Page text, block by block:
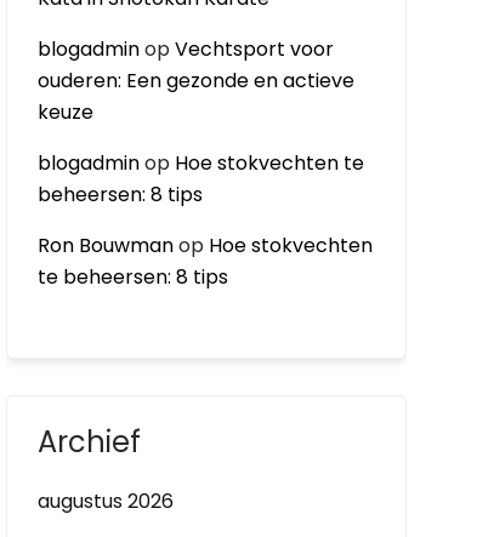
blogadminopVechtsport voor
ouderen: Een gezonde en actieve
keuze
blogadminop Hoe stokvechten te
beheersen: 8 tips
Ron Bouwmanop Hoe stokvechten
te beheersen: 8 tips
Archief
augustus 2026